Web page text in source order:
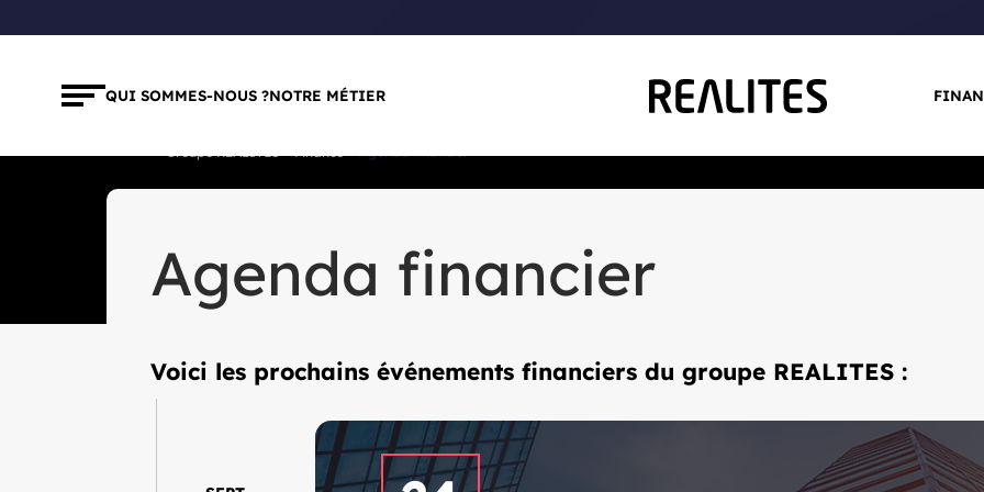
QUI SOMMES-NOUS ?NOTRE MÉTIER
Groupe REALITES Finance Agenda financier
Agenda financier
Voici les prochains événements financiers du groupe REALITES :